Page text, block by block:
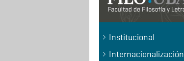
Institucional
Internacionalización